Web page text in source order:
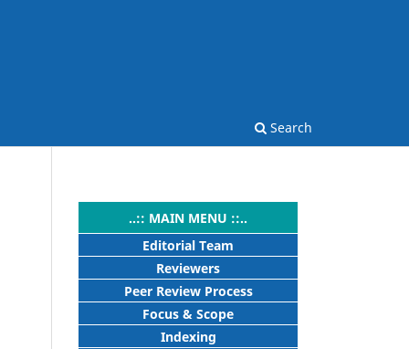
Search
..:: MAIN MENU ::..
Editorial Team
Reviewers
Peer Review Process
Focus & Scope
Indexing